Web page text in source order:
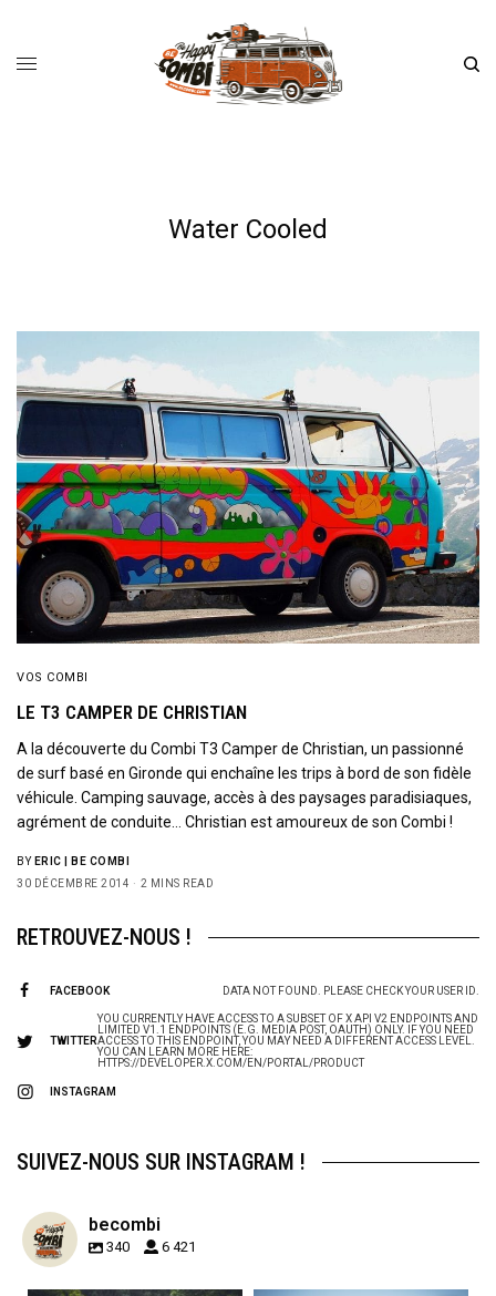
Water Cooled
VOS COMBI
LE T3 CAMPER DE CHRISTIAN
A la découverte du Combi T3 Camper de Christian, un passionné
de surf basé en Gironde qui enchaîne les trips à bord de son fidèle
véhicule. Camping sauvage, accès à des paysages paradisiaques,
agrément de conduite… Christian est amoureux de son Combi !
BY ERIC | BE COMBI
30 DÉCEMBRE 2014
2 MINS READ
RETROUVEZ-NOUS !
FACEBOOK DATA NOT FOUND. PLEASE CHECK YOUR USER ID.
TWITTER
YOU CURRENTLY HAVE ACCESS TO A SUBSET OF X API V2 ENDPOINTS AND
LIMITED V1.1 ENDPOINTS (E.G. MEDIA POST, OAUTH) ONLY. IF YOU NEED
ACCESS TO THIS ENDPOINT, YOU MAY NEED A DIFFERENT ACCESS LEVEL.
YOU CAN LEARN MORE HERE:
HTTPS://DEVELOPER.X.COM/EN/PORTAL/PRODUCT
INSTAGRAM
SUIVEZ-NOUS SUR INSTAGRAM !
becombi
340 6 421